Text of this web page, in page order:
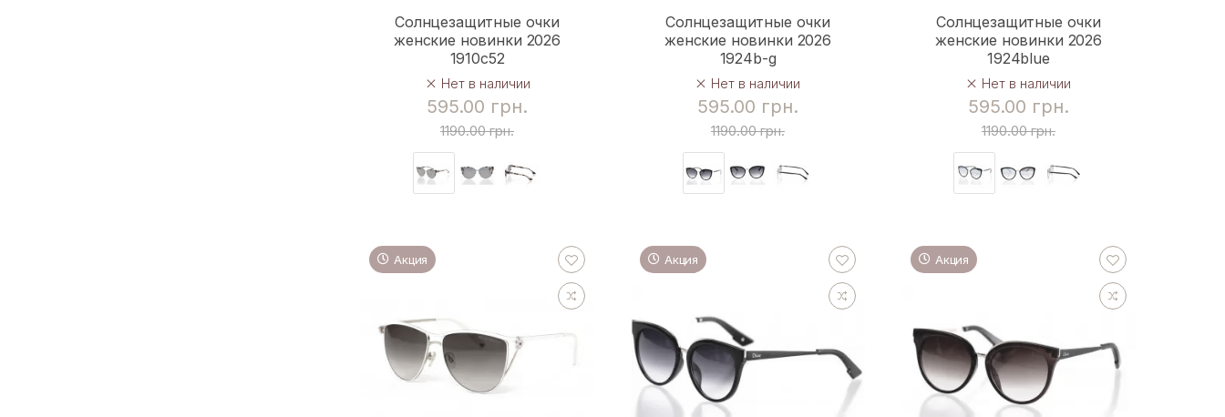
Солнцезащитные очки
женские новинки 2026
1910c52
Нет в наличии
595.00 грн.
1190.00 грн.
Солнцезащитные очки
женские новинки 2026
1924b-g
Нет в наличии
595.00 грн.
1190.00 грн.
Солнцезащитные очки
женские новинки 2026
1924blue
Нет в наличии
595.00 грн.
1190.00 грн.
Акция Акция Акция